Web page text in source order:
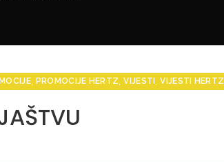
, PROMOCIJE HERTZ ,VIJESTI ,VIJESTI HERTZ